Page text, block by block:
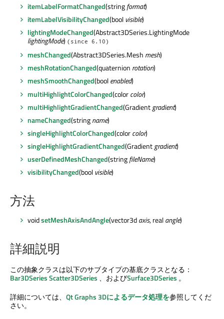
itemLabelFormatChanged(stringformat)
itemLabelVisibilityChanged(bool visible)
lightingModeChanged(Abstract3DSeries.LightingMode
lightingMode) (since 6.10)
meshChanged(Abstract3DSeries.Mesh mesh)
meshRotationChanged(quaternion rotation)
meshSmoothChanged(boolenabled)
multiHighlightColorChanged(colorcolor)
multiHighlightGradientChanged(Gradientgradient)
nameChanged(stringname)
singleHighlightColorChanged(colorcolor)
singleHighlightGradientChanged(Gradientgradient)
userDefinedMeshChanged(stringfileName)
visibilityChanged(bool visible)
方法
voidsetMeshAxisAndAngle(vector3daxis, realangle)
詳細説明
この抽象クラスは以下のサブタイプの基底クラスとなる：
Bar3DSeriesScatter3DSeries 、およびSurface3DSeries 。
詳細については、 Qt Graphs3Dによるデータ処理を参照してくだ
さい。